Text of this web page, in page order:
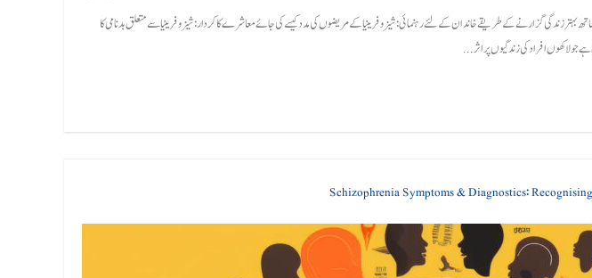
زندگی گزارنے کے طریقے خاندان کے لئے رہنمائی: شیزوفرینیا کے مریضوں کی مدد کیسے کی جائے معاشرے کا کردار: شیزوفرینیا سے متعلق بدنامی کا